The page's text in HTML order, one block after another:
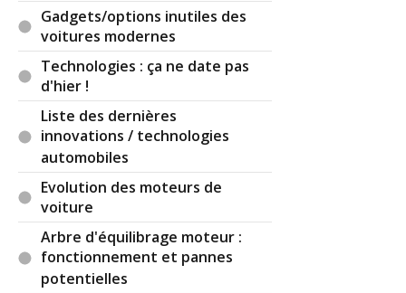
Gadgets/options inutiles des
voitures modernes
Technologies : ça ne date pas
d'hier !
Liste des dernières
innovations / technologies
automobiles
Evolution des moteurs de
voiture
Arbre d'équilibrage moteur :
fonctionnement et pannes
potentielles